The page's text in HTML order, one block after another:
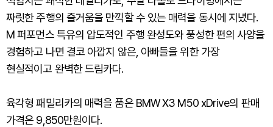
짜릿한 주행의 즐거움을 만끽할 수 있는 매력을 동시에 지녔다.
M 퍼포먼스 특유의 압도적인 주행 완성도와 풍성한 편의 사양을
경험하고 나면 결코 아깝지 않은, 아빠들을 위한 가장
현실적이고 완벽한 드림카다.
육각형 패밀리카의 매력을 품은 BMW X3 M50 xDrive의 판매
가격은 9,850만원이다.